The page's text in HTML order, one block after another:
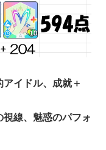
アイドル、成就＋
視線、魅惑のパフォ